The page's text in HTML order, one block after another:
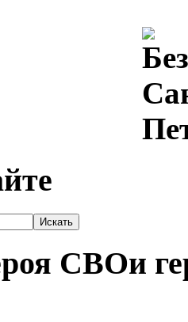
СВОи